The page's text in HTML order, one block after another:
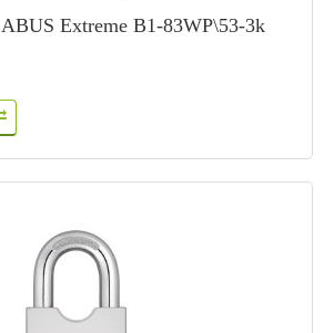
Extreme B1-83WP\53-3k